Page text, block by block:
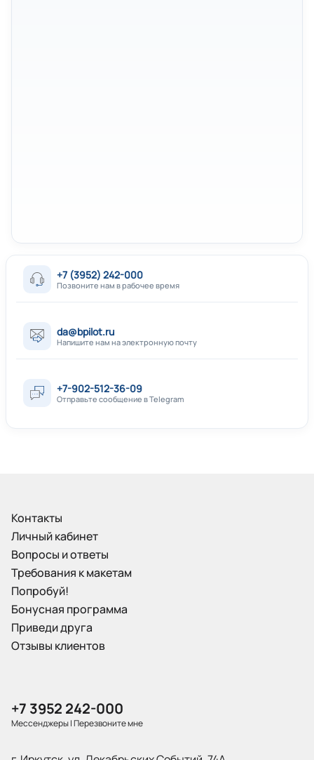
+7 (3952) 242-000
Позвоните нам в рабочее время
da@bpilot.ru
Напишите нам на электронную почту
+7-902-512-36-09
Отправьте сообщение в Telegram
Контакты
Личный кабинет
Вопросы и ответы
Требования к макетам
Попробуй!
Бонусная программа
Приведи друга
Отзывы клиентов
+7 3952 242-000
Мессенджеры|Перезвоните мне